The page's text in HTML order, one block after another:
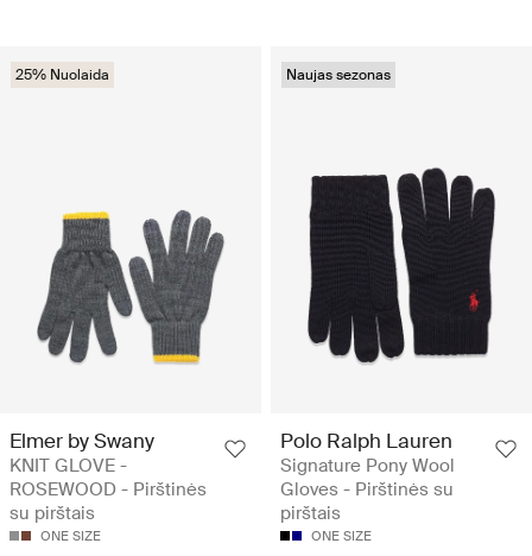
25% Nuolaida
Elmer by Swany
KNIT GLOVE -
ROSEWOOD - Pirštinės
su pirštais
ONE SIZE
Naujas sezonas
Polo Ralph Lauren
Signature Pony Wool
Gloves - Pirštinės su
pirštais
ONE SIZE